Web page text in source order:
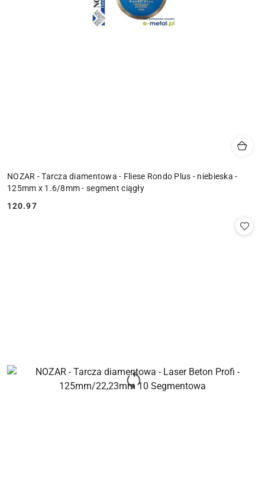
NOZAR - Tarcza diamentowa - Fliese Rondo Plus - niebieska -
125mm x 1.6/8mm - segment ciągły
Cena:
120.97